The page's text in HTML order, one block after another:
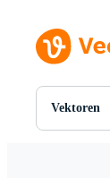
Vektoren
Alle